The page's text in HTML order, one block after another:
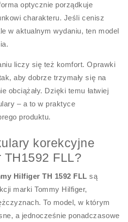
optycznie porządkuje
charakteru. Jeśli cenisz
w aktualnym wydaniu, ten model
liczy się też komfort. Oprawki
aby dobrze trzymały się na
obciążały. Dzięki temu łatwiej
– a to w praktyce
produktu.
korekcyjne
TH1592 FLL?
Hilfiger TH 1592 FLL są
marki Tommy Hilfiger,
To model, w którym
a jednocześnie ponadczasowe